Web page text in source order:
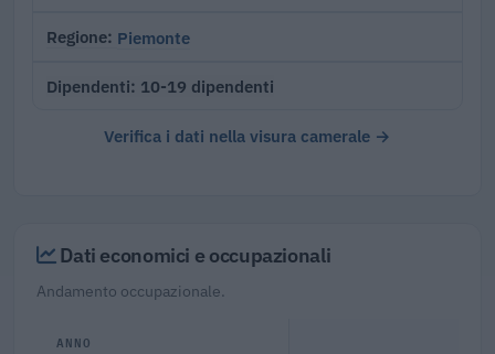
Regione Piemonte
Dipendenti 10-19 dipendenti
Verifica i dati nella visura camerale →
Dati economici e occupazionali
Andamento occupazionale.
ANNO